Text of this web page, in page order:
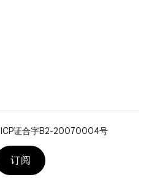
ICP证合字B2-20070004号
订阅